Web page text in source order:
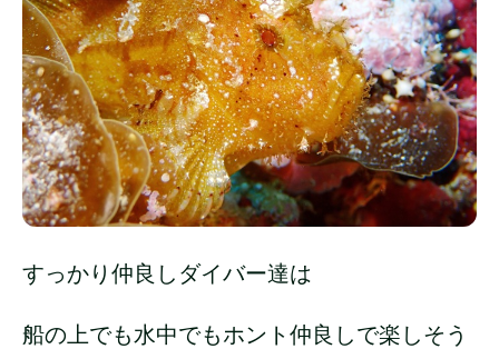
すっかり仲良しダイバー達は
船の上でも水中でもホント仲良しで楽しそう